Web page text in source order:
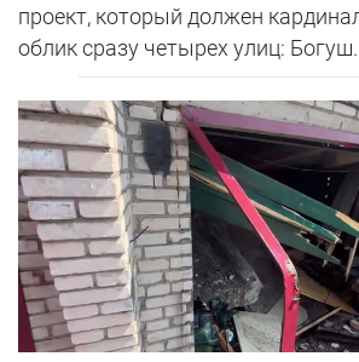
проект, который должен
облик сразу четырех улиц: